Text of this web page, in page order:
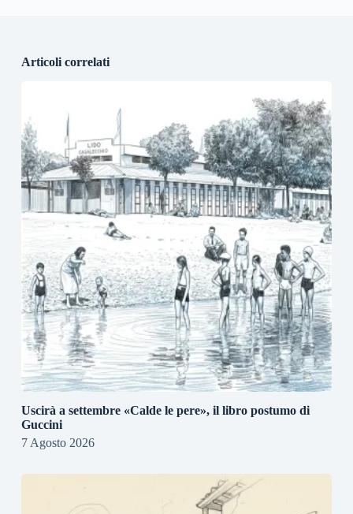
Articoli correlati
Uscirà a settembre «Calde le pere», il libro postumo di
Guccini
7 Agosto 2026